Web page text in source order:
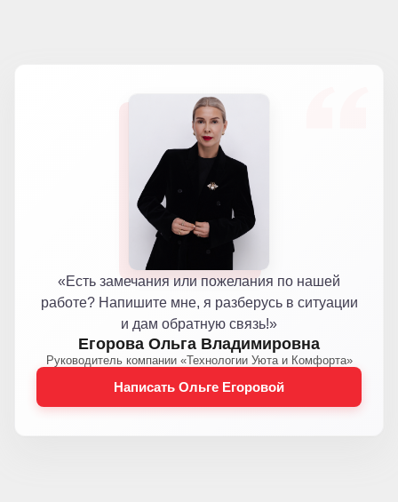
«Есть замечания или пожелания по нашей
работе? Напишите мне, я разберусь в ситуации
и дам обратную связь!»
Егорова Ольга Владимировна
Руководитель компании «Технологии Уюта и Комфорта»
Написать Ольге Егоровой